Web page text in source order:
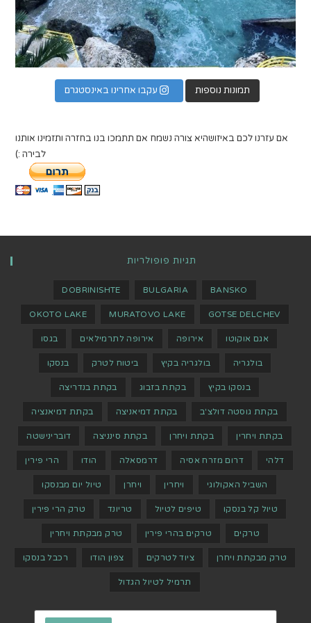
תמונות נוספות עקבו אחרינו באינסטגרם
אם עזרנו לכם באיזושהיא צורה נשמח אם תתמכו בנו בחזרה ותזמינו אותנו
לבירה :)
תגיות פופולריות
BANSKO
BULGARIA
DOBRINISHTE
GOTSE DELCHEV
MURATOVO LAKE
OKOTO LAKE
אגם אוקוטו אירופה אירופה לתרמילאים בגסו
בולגריה בולגריה בקיץ ביטוח לטרק בנסקו
בנסקו בקיץ בקתת בזבוג בקתת בנדריצה
בקתת גוסטה דולצ'ב בקתת דמיאניצה בקתת דמיאנציה
בקתת ויחרין בקתת ויחרן בקתת סינניצה דוברינישטה
דלהי דרום מזרח אסיה דרמסאלה הודו הרי פירין
השביל האקולוגי ויחרין ויחרן טיול יום מבנסקו
טיול קל בנסקו טיפים לטיול טריונד טרק הרי פירין
טרקים טרקים בהרי פירין טרק מבקתת ויחרין
טרק מבקתת ויחרן ציוד לטרקים צפון הודו רכבל בנסקו
תרמיל לטיול הגדול